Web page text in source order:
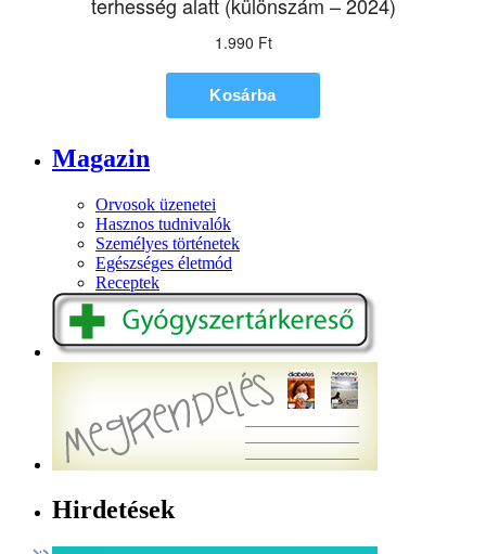
Magazin
Orvosok üzenetei
Hasznos tudnivalók
Személyes történetek
Egészséges életmód
Receptek
Hirdetések